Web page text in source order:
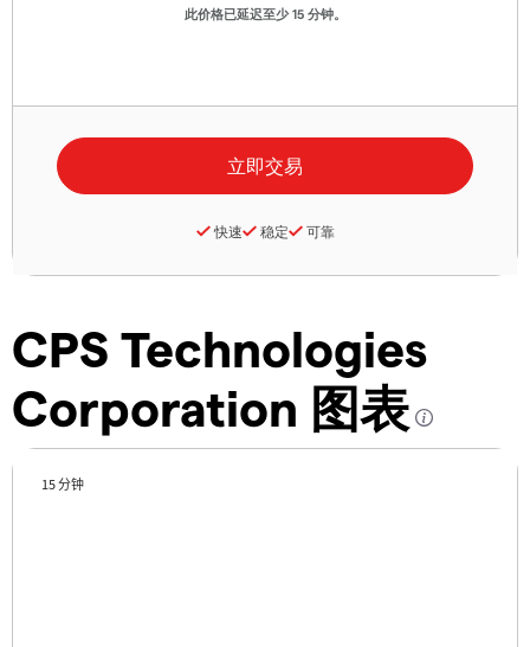
CPS Technologies
Corporation 图表
15 分钟
此价格已延迟至少 15 分钟。
快速 稳定 可靠